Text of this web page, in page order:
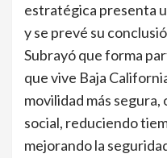
estratégica presenta
y se prevé su
Subrayó que forma
que vive Baja
movilidad más
social, reduciendo
mejorando la